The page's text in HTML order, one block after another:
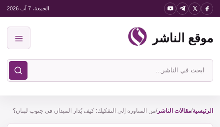
انتقل
المحتوى
الجمعة، 7 آب 2026
موقع الناشر
ابحث
في
الناشر
الرئيسية/مقالات الناشر/من المناورة إلى التفكيك: كيف يُدار الميدان في جنوب لبنان؟